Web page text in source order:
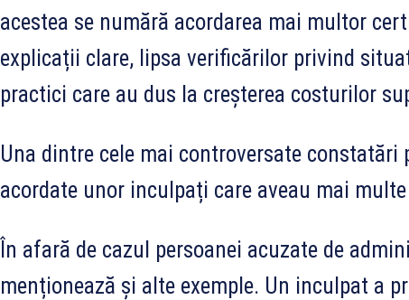
acestea se numără acordarea mai multor
explicații clare, lipsa verificărilor privind
practici care au dus la creșterea costurilor
Una dintre cele mai controversate
acordate unor inculpați care aveau mai
În afară de cazul persoanei acuzate de
menționează și alte exemple. Un inculpat a